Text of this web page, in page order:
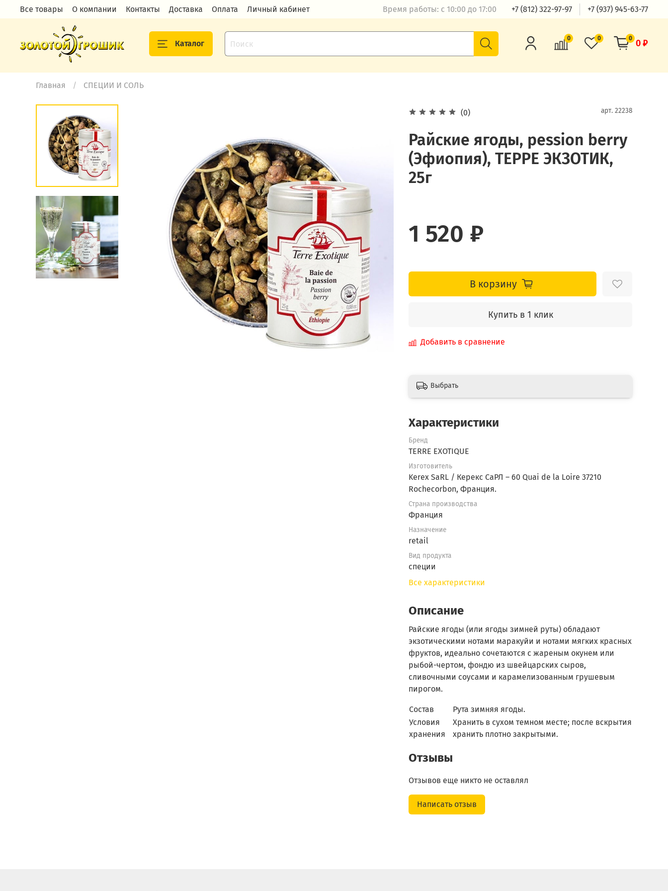
Все товары О компании Контакты Доставка Оплата Личный кабинет Время работы: с 10:00 до 17:00 +7 (812) 322-97-97 +7 (937) 945-63-77
Каталог
0 0 0 0 ₽
Главная СПЕЦИИ И СОЛЬ
(0) арт. 22238
Райские ягоды, pession berry
(Эфиопия), ТЕРРЕ ЭКЗОТИК,
25г
1 520 ₽
В корзину
Купить в 1 клик
Добавить в сравнение
Выбрать
Характеристики
Бренд
TERRE EXOTIQUE
Изготовитель
Kerex SaRL / Керекс СаРЛ – 60 Quai de la Loire 37210
Rochecorbon, Франция.
Страна производства
Франция
Назначение
retail
Вид продукта
специи
Все характеристики
Описание
Райские ягоды (или ягоды зимней руты) обладают
экзотическими нотами маракуйи и нотами мягких красных
фруктов, идеально сочетаются с жареным окунем или
рыбой-чертом, фондю из швейцарских сыров,
сливочными соусами и карамелизованным грушевым
пирогом.
Состав
Рута зимняя ягоды.
Условия
хранения
Хранить в сухом темном месте; после вскрытия
хранить плотно закрытыми.
Отзывы
Отзывов еще никто не оставлял
Написать отзыв